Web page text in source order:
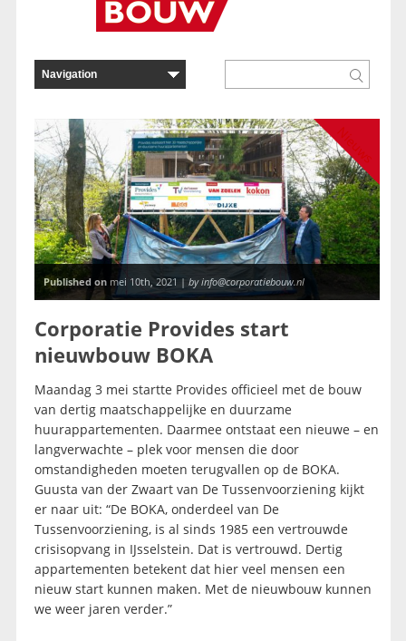
Nieuws
Published onmei 10th, 2021 | by info@corporatiebouw.nl
Corporatie Provides start
nieuwbouw BOKA
Maandag 3 mei startte Provides officieel met de bouw
van dertig maatschappelijke en duurzame
huurappartementen. Daarmee ontstaat een nieuwe – en
langverwachte – plek voor mensen die door
omstandigheden moeten terugvallen op de BOKA.
Guusta van der Zwaart van De Tussenvoorziening kijkt
er naar uit: “De BOKA, onderdeel van De
Tussenvoorziening, is al sinds 1985 een vertrouwde
crisisopvang in IJsselstein. Dat is vertrouwd. Dertig
appartementen betekent dat hier veel mensen een
nieuw start kunnen maken. Met de nieuwbouw kunnen
we weer jaren verder.”